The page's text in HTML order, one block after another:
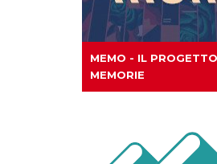
MEMO - IL
MEMORIE